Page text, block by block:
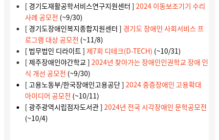
[ 경기도재활공학서비스연구지원센터 ] 2024 이동보조기기 수리
사례 공모전 (~9/30)
[ 경기도장애인복지종합지원센터 ] 경기도 장애인 사회서비스 프
로그램 대상 공모전 (~11/8)
[ 법무법인 디라이트 ] 제7회 디테크(D-TECH) (~10/31)
[ 제주장애인야간학교 ] 2024년 찾아가는 장애인인권학교 장애 인
식 개선 공모전 (~9/30)
[ 고용노동부/한국장애인고용공단 ] 2024 중증장애인 고용확대
아이디어 공모전 (~10/11)
[ 광주광역시립점자도서관 ] 2024년 전국 시각장애인 문학공모전
(~10/4)